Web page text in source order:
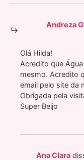
Andreza
Olá Hilda!
Acredito que
mesmo. Acredito
email pelo site da
Obrigada pela
Super Beijo
Ana Clara